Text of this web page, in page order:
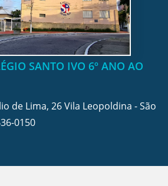
SANTO IVO 6º ANO AO
de Lima, 26 Vila Leopoldina - São
0150